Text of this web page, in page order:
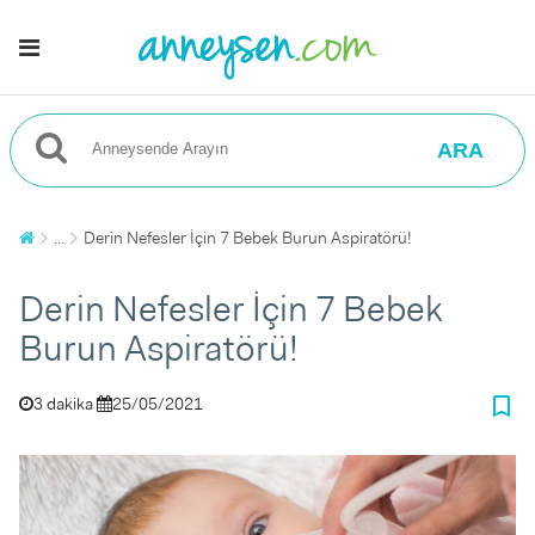
ARA
... Derin Nefesler İçin 7 Bebek Burun Aspiratörü!
Derin Nefesler İçin 7 Bebek
Burun Aspiratörü!
3 dakika 25/05/2021 bookmark_border